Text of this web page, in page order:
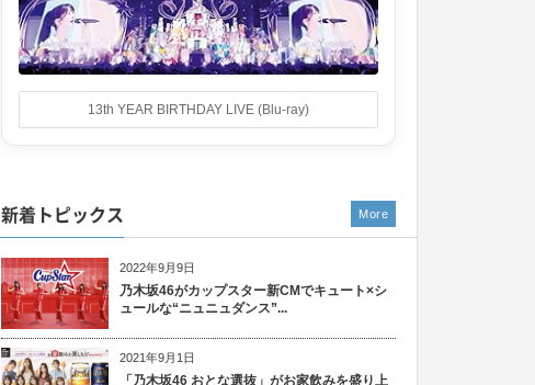
13th YEAR BIRTHDAY LIVE (Blu-ray)
新着トピックス
2022年9月9日
乃木坂46がカップスター新CMでキュート×シ
ュールな“ニュニュダンス”...
2021年9月1日
「乃木坂46 おとな選抜」がお家飲みを盛り上
More